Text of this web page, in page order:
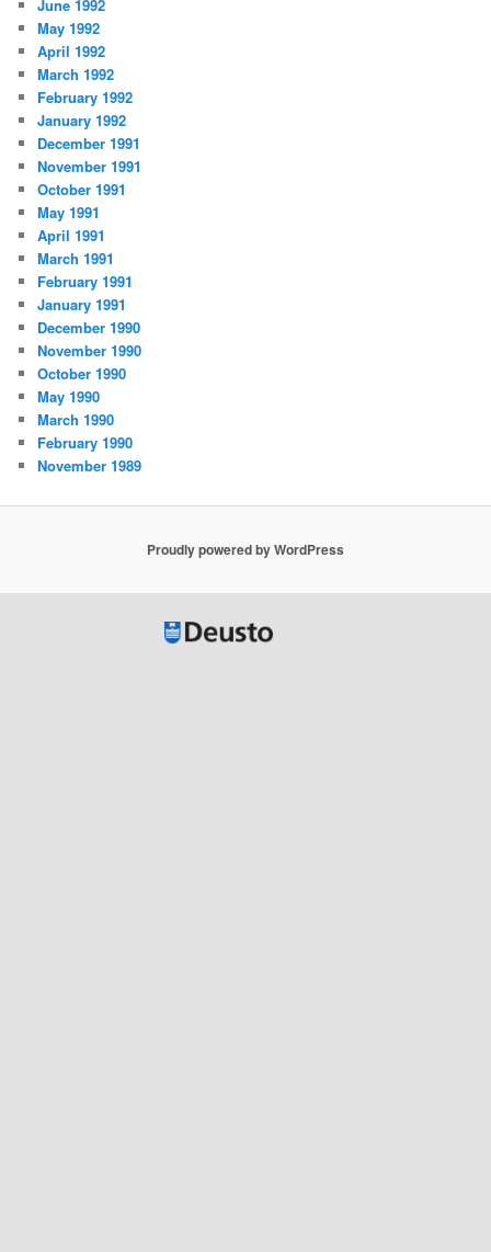
June 1992
May 1992
April 1992
March 1992
February 1992
January 1992
December 1991
November 1991
October 1991
May 1991
April 1991
March 1991
February 1991
January 1991
December 1990
November 1990
October 1990
May 1990
March 1990
February 1990
November 1989
Proudly powered by WordPress